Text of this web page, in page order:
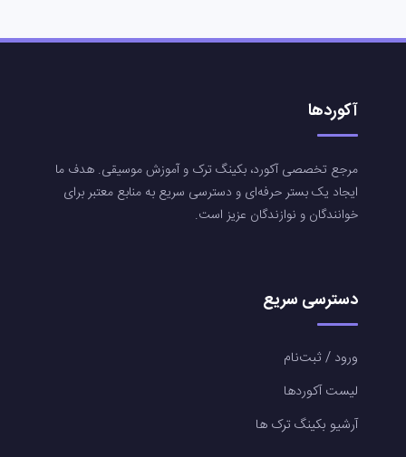
آکوردها
مرجع تخصصی آکورد، بکینگ ترک و آموزش موسیقی. هدف ما
ایجاد یک بستر حرفه‌ای و دسترسی سریع به منابع معتبر برای
خوانندگان و نوازندگان عزیز است.
دسترسی سریع
ورود / ثبت‌نام
لیست آکوردها
آرشیو بکینگ ترک ها